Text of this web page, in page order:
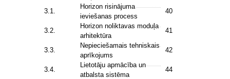
3.1.
Horizon risinājuma
ieviešanas process
40
3.2.
Horizon noliktavas moduļa
arhitektūra
41
3.3.
Nepieciešamais tehniskais
aprīkojums
42
3.4.
Lietotāju apmācība un
atbalsta sistēma
44